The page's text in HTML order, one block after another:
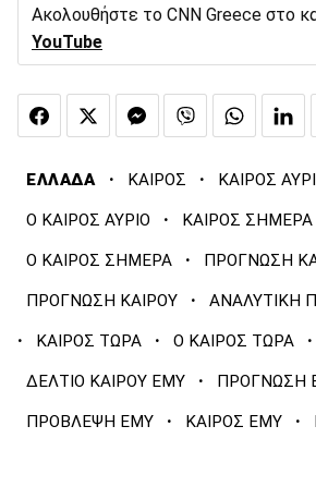
Ακολουθήστε το CNN Greece στο
YouTube
ΕΛΛΑΔΑ · ΚΑΙΡΟΣ · ΚΑΙΡΟΣ
Ο ΚΑΙΡΟΣ ΑΥΡΙΟ · ΚΑΙΡΟΣ ΣΗΜΕΡΑ
Ο ΚΑΙΡΟΣ ΣΗΜΕΡΑ · ΠΡΟΓΝΩΣΗ
ΠΡΟΓΝΩΣΗ ΚΑΙΡΟΥ · ΑΝΑΛΥΤΙΚΗ
· ΚΑΙΡΟΣ ΤΩΡΑ · Ο ΚΑΙΡΟΣ ΤΩΡΑ ·
ΔΕΛΤΙΟ ΚΑΙΡΟΥ ΕΜΥ · ΠΡΟΓΝΩΣΗ
ΠΡΟΒΛΕΨΗ ΕΜΥ · ΚΑΙΡΟΣ ΕΜΥ ·